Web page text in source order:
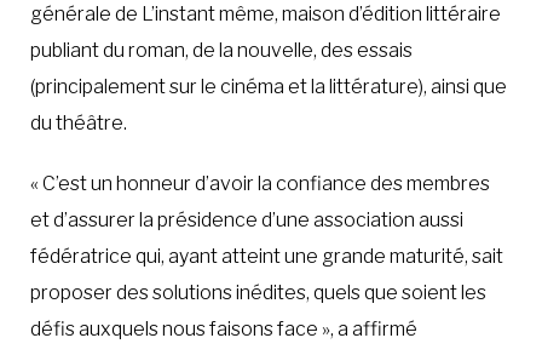
générale de L’instant même, maison d’édition littéraire
publiant du roman, de la nouvelle, des essais
(principalement sur le cinéma et la littérature), ainsi que
du théâtre.
« C’est un honneur d’avoir la confiance des membres
et d’assurer la présidence d’une association aussi
fédératrice qui, ayant atteint une grande maturité, sait
proposer des solutions inédites, quels que soient les
défis auxquels nous faisons face », a affirmé